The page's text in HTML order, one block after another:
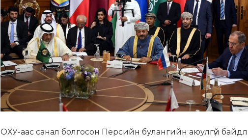
ОХУ-аас санал болгосон Персийн булангийн аюулгүй